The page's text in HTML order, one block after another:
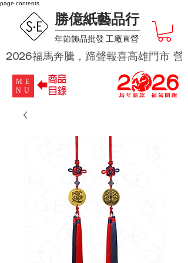
page contents
勝億紙藝品行
​年節飾品批發 工廠直營
2026福馬奔騰，蹄聲報喜高雄門市
ME
NU